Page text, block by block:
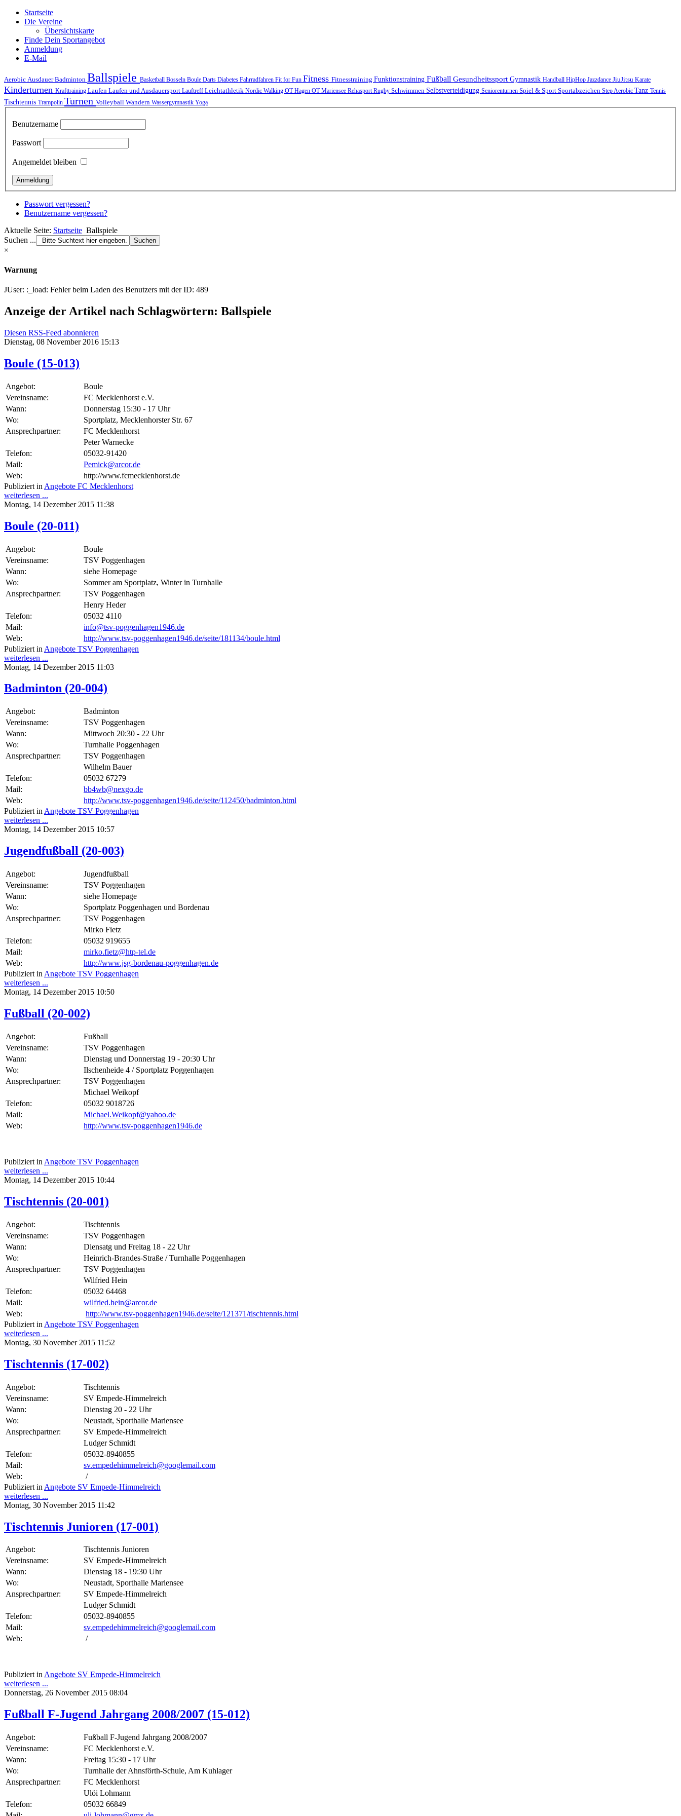
Startseite
Die Vereine
Übersichtskarte
Finde Dein Sportangebot
Anmeldung
E-Mail
Aerobic AusdauerBadminton Ballspiele Basketball Bosseln Boule Darts Diabetes Fahrradfahren Fit for Fun Fitness Fitnesstraining Funktionstraining Fußball Gesundheitssport Gymnastik Handball HipHop Jazzdance JiuJitsu Karate
Kinderturnen Krafttraining Laufen Laufen und Ausdauersport Lauftreff Leichtathletik Nordic Walking OT Hagen OT Mariensee RehasportRugby Schwimmen Selbstverteidigung Seniorenturnen Spiel & Sport Sportabzeichen Step Aerobic Tanz Tennis
Tischtennis Trampolin Turnen Volleyball Wandern Wassergymnastik Yoga
Benutzername
Passwort
Angemeldet bleiben
Passwort vergessen?
Benutzername vergessen?
Aktuelle Seite: Startseite Ballspiele
Suchen ...
×
Warnung
JUser: :_load: Fehler beim Laden des Benutzers mit der ID: 489
Anzeige der Artikel nach Schlagwörtern: Ballspiele
Diesen RSS-Feed abonnieren
Dienstag, 08 November 2016 15:13
Boule (15-013)
Angebot:
Boule
Vereinsname:
FC Mecklenhorst e.V.
Wann:
Donnerstag 15:30 - 17 Uhr
Wo:
Sportplatz, Mecklenhorster Str. 67
Ansprechpartner:
FC Mecklenhorst
Peter Warnecke
Telefon:
05032-91420
Mail:
Pemick@arcor.de
Web:
http://www.fcmecklenhorst.de
Publiziert in Angebote FC Mecklenhorst
weiterlesen ...
Montag, 14 Dezember 2015 11:38
Boule (20-011)
Angebot:
Boule
Vereinsname:
TSV Poggenhagen
Wann:
siehe Homepage
Wo:
Sommer am Sportplatz, Winter in Turnhalle
Ansprechpartner:
TSV Poggenhagen
Henry Heder
Telefon:
05032 4110
Mail:
info@tsv-poggenhagen1946.de
Web:
http://www.tsv-poggenhagen1946.de/seite/181134/boule.html
Publiziert in Angebote TSV Poggenhagen
weiterlesen ...
Montag, 14 Dezember 2015 11:03
Badminton (20-004)
Angebot:
Badminton
Vereinsname:
TSV Poggenhagen
Wann:
Mittwoch 20:30 - 22 Uhr
Wo:
Turnhalle Poggenhagen
Ansprechpartner:
TSV Poggenhagen
Wilhelm Bauer
Telefon:
05032 67279
Mail:
bb4wb@nexgo.de
Web:
http://www.tsv-poggenhagen1946.de/seite/112450/badminton.html
Publiziert in Angebote TSV Poggenhagen
weiterlesen ...
Montag, 14 Dezember 2015 10:57
Jugendfußball (20-003)
Angebot:
Jugendfußball
Vereinsname:
TSV Poggenhagen
Wann:
siehe Homepage
Wo:
Sportplatz Poggenhagen und Bordenau
Ansprechpartner:
TSV Poggenhagen
Mirko Fietz
Telefon:
05032 919655
Mail:
mirko.fietz@htp-tel.de
Web:
http://www.jsg-bordenau-poggenhagen.de
Publiziert in Angebote TSV Poggenhagen
weiterlesen ...
Montag, 14 Dezember 2015 10:50
Fußball (20-002)
Angebot:
Fußball
Vereinsname:
TSV Poggenhagen
Wann:
Dienstag und Donnerstag 19 - 20:30 Uhr
Wo:
Ilschenheide 4 / Sportplatz Poggenhagen
Ansprechpartner:
TSV Poggenhagen
Michael Weikopf
Telefon:
05032 9018726
Mail:
Michael.Weikopf@yahoo.de
Web:
http://www.tsv-poggenhagen1946.de
Publiziert in Angebote TSV Poggenhagen
weiterlesen ...
Montag, 14 Dezember 2015 10:44
Tischtennis (20-001)
Angebot:
Tischtennis
Vereinsname:
TSV Poggenhagen
Wann:
Diensatg und Freitag 18 - 22 Uhr
Wo:
Heinrich-Brandes-Straße / Turnhalle Poggenhagen
Ansprechpartner:
TSV Poggenhagen
Wilfried Hein
Telefon:
05032 64468
Mail:
wilfried.hein@arcor.de
Web:
http://www.tsv-poggenhagen1946.de/seite/121371/tischtennis.html
Publiziert in Angebote TSV Poggenhagen
weiterlesen ...
Montag, 30 November 2015 11:52
Tischtennis (17-002)
Angebot:
Tischtennis
Vereinsname:
SV Empede-Himmelreich
Wann:
Dienstag 20 - 22 Uhr
Wo:
Neustadt, Sporthalle Mariensee
Ansprechpartner:
SV Empede-Himmelreich
Ludger Schmidt
Telefon:
05032-8940855
Mail:
sv.empedehimmelreich@googlemail.com
Web:
/
Publiziert in Angebote SV Empede-Himmelreich
weiterlesen ...
Montag, 30 November 2015 11:42
Tischtennis Junioren (17-001)
Angebot:
Tischtennis Junioren
Vereinsname:
SV Empede-Himmelreich
Wann:
Dienstag 18 - 19:30 Uhr
Wo:
Neustadt, Sporthalle Mariensee
Ansprechpartner:
SV Empede-Himmelreich
Ludger Schmidt
Telefon:
05032-8940855
Mail:
sv.empedehimmelreich@googlemail.com
Web:
/
Publiziert inAngebote SV Empede-Himmelreich
weiterlesen ...
Donnerstag, 26 November 2015 08:04
Fußball F-Jugend Jahrgang 2008/2007 (15-012)
Angebot:
Fußball F-Jugend Jahrgang 2008/2007
Vereinsname:
FC Mecklenhorst e.V.
Wann:
Freitag 15:30 - 17 Uhr
Wo:
Turnhalle der Ahnsförth-Schule, Am Kuhlager
Ansprechpartner:
FC Mecklenhorst
Ulöi Lohmann
Telefon:
05032 66849